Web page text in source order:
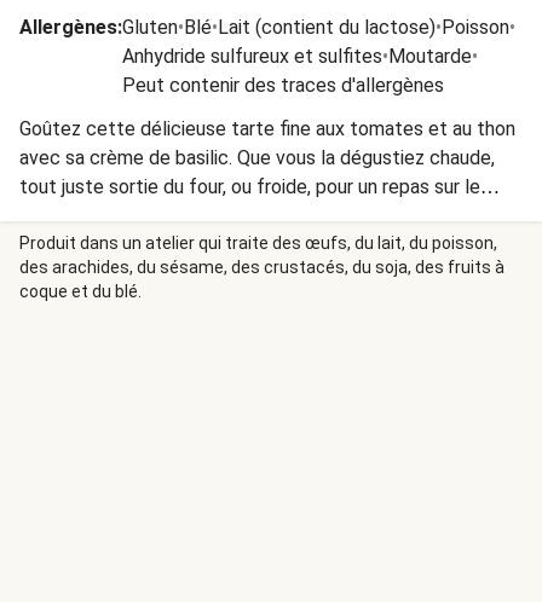
Allergènes:Gluten•Blé•Lait (contient du lactose)•Poisson•
Anhydride sulfureux et sulfites•Moutarde•
Peut contenir des traces d'allergènes
Goûtez cette délicieuse tarte fine aux tomates et au thon
avec sa crème de basilic. Que vous la dégustiez chaude,
tout juste sortie du four, ou froide, pour un repas sur le
pouce ou à l’extérieur, cette tarte saura vous séduire !
Produit dans un atelier qui traite des œufs, du lait, du poisson,
des arachides, du sésame, des crustacés, du soja, des fruits à
coque et du blé.